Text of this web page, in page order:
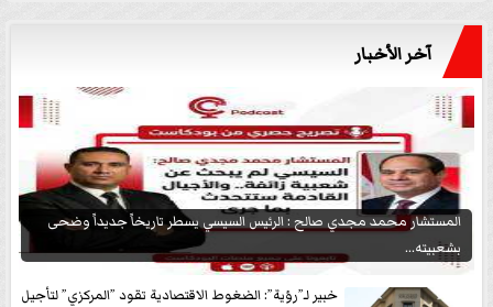
آخر الأخبار
المستشار محمد مجدي صالح : الرئيس السيسي يسطر تاريخاً جديداً وضحى
بشعبيته...
خبير لـ”رؤية”: الضغوط الاقتصادية تقود ”المركزي” لتأجيل